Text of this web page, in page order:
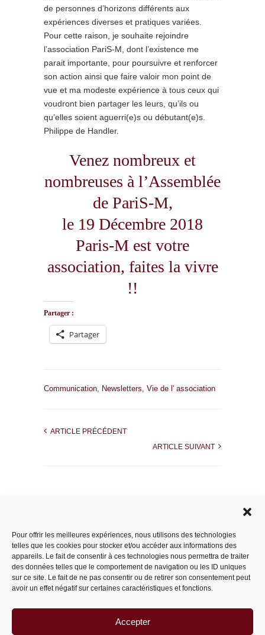
Pour offrir les meilleures expériences, nous utilisons des technologies
telles que les cookies pour stocker et/ou accéder aux informations des
appareils. Le fait de consentir à ces technologies nous permettra de traiter
des données telles que le comportement de navigation ou les ID uniques
sur ce site. Le fait de ne pas consentir ou de retirer son consentement peut
avoir un effet négatif sur certaines caractéristiques et fonctions.
Accepter
de personnes d’horizons différents aux
expériences diverses et pratiques variées.
Pour cette raison, je souhaite rejoindre
l’association PariS-M, dont l’existence me
parait importante, pour poursuivre et renforcer
son action ainsi que faire valoir mon point de
vue et ma modeste expérience à tous ceux qui
voudront bien partager les leurs, qu’ils ou
qu’elles soient aguerri(e)s ou débutant(e)s.
Philippe de Handler.
Venez nombreux et
nombreuses à l’Assemblée
de PariS-M,
le 19 Décembre 2018
Paris-M est votre
association, faites la vivre
!!
Partager :
Partager
Communication, Newsletters, Vie de l' association
ARTICLE PRÉCÉDENT
ARTICLE SUIVANT
Catégories